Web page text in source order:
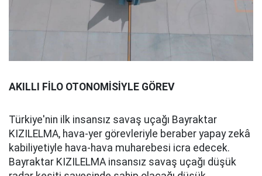
AKILLI FİLO OTONOMİSİYLE GÖREV
Türkiye'nin ilk insansız savaş uçağı Bayraktar
KIZILELMA, hava-yer görevleriyle beraber yapay zekâ
kabiliyetiyle hava-hava muharebesi icra edecek.
Bayraktar KIZILELMA insansız savaş uçağı düşük